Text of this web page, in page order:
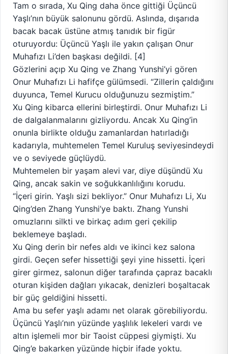
Tam o sırada, Xu Qing daha önce gittiği Üçüncü
Yaşlı’nın büyük salonunu gördü. Aslında, dışarıda
bacak bacak üstüne atmış tanıdık bir figür
oturuyordu: Üçüncü Yaşlı ile yakın çalışan Onur
Muhafızı Li’den başkası değildi. [4]
Gözlerini açıp Xu Qing ve Zhang Yunshi’yi gören
Onur Muhafızı Li hafifçe gülümsedi. “Zillerin çaldığını
duyunca, Temel Kurucu olduğunuzu sezmiştim.”
Xu Qing kibarca ellerini birleştirdi. Onur Muhafızı Li
de dalgalanmalarını gizliyordu. Ancak Xu Qing’in
onunla birlikte olduğu zamanlardan hatırladığı
kadarıyla, muhtemelen Temel Kuruluş seviyesindeydi
ve o seviyede güçlüydü.
Muhtemelen bir yaşam alevi var, diye düşündü Xu
Qing, ancak sakin ve soğukkanlılığını korudu.
“İçeri girin. Yaşlı sizi bekliyor.” Onur Muhafızı Li, Xu
Qing’den Zhang Yunshi’ye baktı. Zhang Yunshi
omuzlarını silkti ve birkaç adım geri çekilip
beklemeye başladı.
Xu Qing derin bir nefes aldı ve ikinci kez salona
girdi. Geçen sefer hissettiği şeyi yine hissetti. İçeri
girer girmez, salonun diğer tarafında çapraz bacaklı
oturan kişiden dağları yıkacak, denizleri boşaltacak
bir güç geldiğini hissetti.
Ama bu sefer yaşlı adamı net olarak görebiliyordu.
Üçüncü Yaşlı’nın yüzünde yaşlılık lekeleri vardı ve
altın işlemeli mor bir Taoist cüppesi giymişti. Xu
Qing’e bakarken yüzünde hiçbir ifade yoktu.